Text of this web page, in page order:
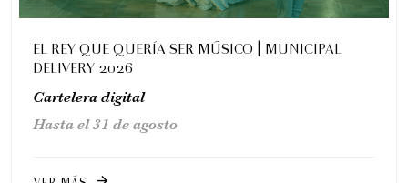
EL REY QUE QUERÍA SER MÚSICO | MUNICIPAL
DELIVERY 2026
Cartelera digital
Hasta el 31 de agosto